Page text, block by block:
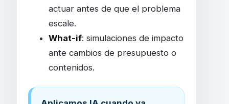
actuar antes de que el problema
escale.
What-if: simulaciones de impacto
ante cambios de presupuesto o
contenidos.